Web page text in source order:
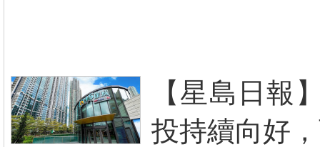
【星島日報
投持續向好